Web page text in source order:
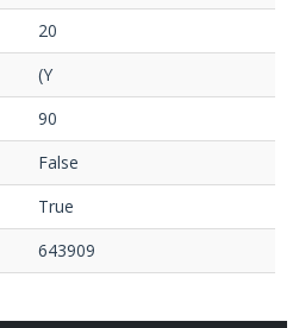
20
(Y
90
False
True
643909